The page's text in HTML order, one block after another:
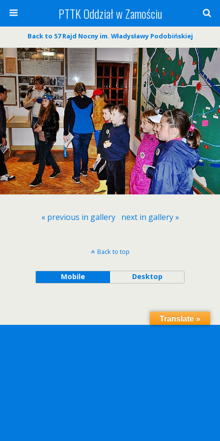
PTTK Oddział w Zamościu
Back to 57 Rajd Nocny im. Władysławy Podobińskiej
« previous in gallery next in gallery »
Back to top
Mobile Desktop
Translate »